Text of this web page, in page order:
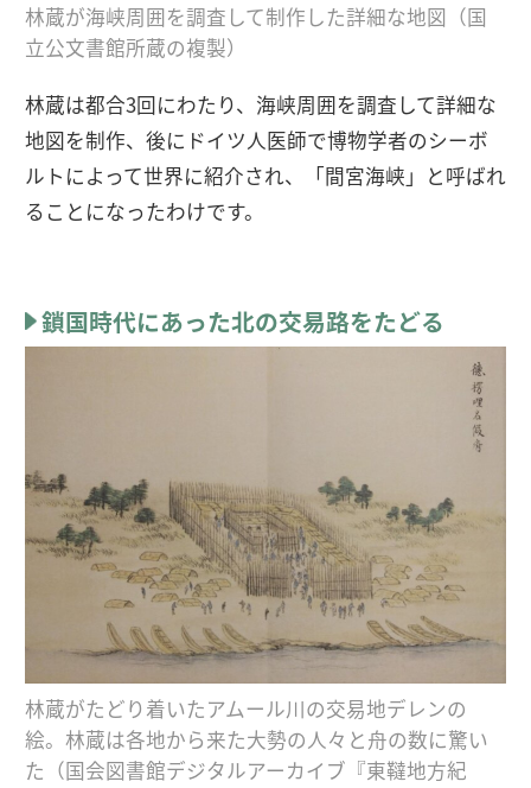
林蔵が海峡周囲を調査して制作した詳細な地図（国
立公文書館所蔵の複製）
林蔵は都合3回にわたり、海峡周囲を調査して詳細な
地図を制作、後にドイツ人医師で博物学者のシーボ
ルトによって世界に紹介され、「間宮海峡」と呼ばれ
ることになったわけです。
鎖国時代にあった北の交易路をたどる
林蔵がたどり着いたアムール川の交易地デレンの
絵。林蔵は各地から来た大勢の人々と舟の数に驚い
た（国会図書館デジタルアーカイブ『東韃地方紀